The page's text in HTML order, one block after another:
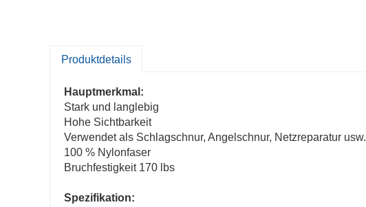
Produktdetails
Hauptmerkmal:
Stark und langlebig
Hohe Sichtbarkeit
Verwendet als Schlagschnur, Angelschnur, Netzreparatur usw.
100 % Nylonfaser
Bruchfestigkeit 170 lbs
Spezifikation: